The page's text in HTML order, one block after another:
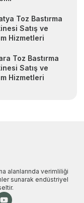
Toz Bastırma
Satış ve
Hizmetleri
Toz Bastırma
Satış ve
Hizmetleri
alanlarında verimliliği
sunarak endüstriyel